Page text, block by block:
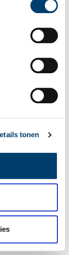
tonen